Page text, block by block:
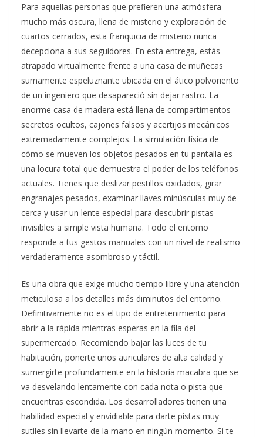
Para aquellas personas que prefieren una atmósfera
mucho más oscura, llena de misterio y exploración de
cuartos cerrados, esta franquicia de misterio nunca
decepciona a sus seguidores. En esta entrega, estás
atrapado virtualmente frente a una casa de muñecas
sumamente espeluznante ubicada en el ático polvoriento
de un ingeniero que desapareció sin dejar rastro. La
enorme casa de madera está llena de compartimentos
secretos ocultos, cajones falsos y acertijos mecánicos
extremadamente complejos. La simulación física de
cómo se mueven los objetos pesados en tu pantalla es
una locura total que demuestra el poder de los teléfonos
actuales. Tienes que deslizar pestillos oxidados, girar
engranajes pesados, examinar llaves minúsculas muy de
cerca y usar un lente especial para descubrir pistas
invisibles a simple vista humana. Todo el entorno
responde a tus gestos manuales con un nivel de realismo
verdaderamente asombroso y táctil.
Es una obra que exige mucho tiempo libre y una atención
meticulosa a los detalles más diminutos del entorno.
Definitivamente no es el tipo de entretenimiento para
abrir a la rápida mientras esperas en la fila del
supermercado. Recomiendo bajar las luces de tu
habitación, ponerte unos auriculares de alta calidad y
sumergirte profundamente en la historia macabra que se
va desvelando lentamente con cada nota o pista que
encuentras escondida. Los desarrolladores tienen una
habilidad especial y envidiable para darte pistas muy
sutiles sin llevarte de la mano en ningún momento. Si te